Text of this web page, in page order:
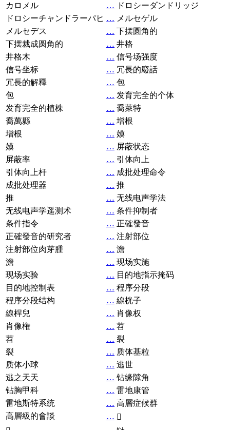
カロメル
… ドロシーダンドリッジ
ドロシーチャンドラーパヒ … メルセゲル
メルセデス
… 下摆圆角的
下摆裁成圆角的
… 井格
井格木
… 信号场强度
信号坐标
… 冗長的廢話
冗長的解釋
… 包
包
… 发育完全的个体
发育完全的植株
… 喬萊特
喬萬縣
… 增根
增根
… 嫫
嫫
… 屏蔽状态
屏蔽率
… 引体向上
引体向上杆
… 成批处理命令
成批处理器
… 推
推
… 无线电声学法
无线电声学遥测术
… 条件抑制者
条件指令
… 正確發音
正確發音的研究者
… 注射部位
注射部位肉芽腫
… 澹
澹
… 现场实施
现场实验
… 目的地指示掩码
目的地控制表
… 程序分段
程序分段结构
… 線桄子
線桿兒
… 肖像权
肖像権
… 苕
苕
… 裂
裂
… 质体基粒
质体小球
… 逃世
逃之天天
… 钻缘隙角
钻胸甲科
… 雷地康管
雷地斯特系统
… 高層症候群
高層級的會談
… 𧘞